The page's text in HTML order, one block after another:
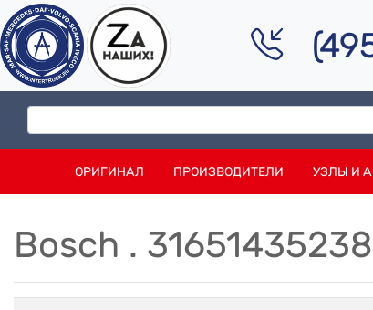
ОРИГИНАЛ ПРОИЗВОДИТЕЛИ УЗЛЫ И
Bosch .